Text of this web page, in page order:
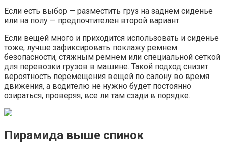
Если есть выбор — разместить груз на заднем сиденье
или на полу — предпочтителен второй вариант.
Если вещей много и приходится использовать и сиденье
тоже, лучше зафиксировать поклажу ремнем
безопасности, стяжным ремнем или специальной сеткой
для перевозки грузов в машине. Такой подход снизит
вероятность перемещения вещей по салону во время
движения, а водителю не нужно будет постоянно
озираться, проверяя, все ли там сзади в порядке.
Пирамида выше спинок